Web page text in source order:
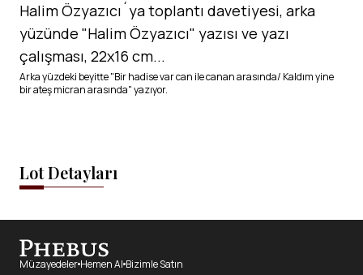
Halim Özyazıcı´ya toplantı davetiyesi, arka
yüzünde "Halim Özyazıcı" yazısı ve yazı
çalışması, 22x16 cm...
Arka yüzdeki beyitte "Bir hadise var can ile canan arasında/ Kaldım yine
bir ateş micran arasında" yazıyor.
Lot Detayları
Müzayedeler Hemen Al Bizimle Satın